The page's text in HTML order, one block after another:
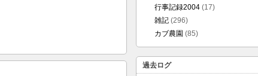
行事記録2004 (17)
雑記 (296)
カブ農園 (85)
過去ログ